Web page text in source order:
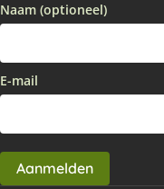
Naam (optioneel)
E-mail
Aanmelden